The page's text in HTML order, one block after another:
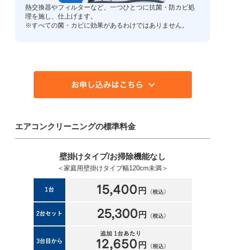
熱交換器やフィルターなど、一つひとつに抗菌・防カビ処
理を施し、仕上げます。
※すべての菌・カビに効果があるわけではありません。
エアコンクリーニングの標準料金
壁掛けタイプ/お掃除機能なし
＜家庭用壁掛けタイプ幅120cm未満＞